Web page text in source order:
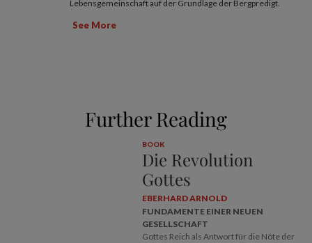
Lebensgemeinschaft auf der Grundlage der Bergpredigt.
See More
Further Reading
BOOK
Die Revolution
Gottes
EBERHARD ARNOLD
FUNDAMENTE EINER NEUEN
GESELLSCHAFT
Gottes Reich als Antwort für die Nöte der